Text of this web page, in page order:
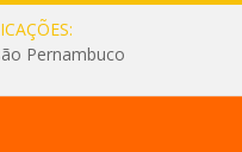
Pernambuco